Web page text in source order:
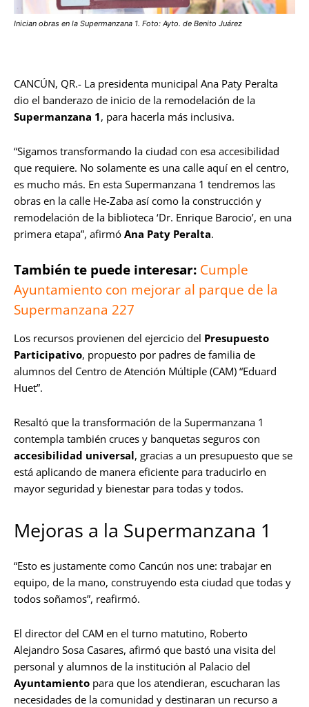
Inician obras en la Supermanzana 1. Foto: Ayto. de Benito Juárez
CANCÚN, QR.- La presidenta municipal Ana Paty Peralta
dio el banderazo de inicio de la remodelación de la
Supermanzana 1, para hacerla más inclusiva.
“Sigamos transformando la ciudad con esa accesibilidad
que requiere. No solamente es una calle aquí en el centro,
es mucho más. En esta Supermanzana 1 tendremos las
obras en la calle He-Zaba así como la construcción y
remodelación de la biblioteca ‘Dr. Enrique Barocio’, en una
primera etapa”, afirmó Ana Paty Peralta.
También te puede interesar: Cumple
Ayuntamiento con mejorar al parque de la
Supermanzana 227
Los recursos provienen del ejercicio del Presupuesto
Participativo, propuesto por padres de familia de
alumnos del Centro de Atención Múltiple (CAM) “Eduard
Huet”.
Resaltó que la transformación de la Supermanzana 1
contempla también cruces y banquetas seguros con
accesibilidad universal, gracias a un presupuesto que se
está aplicando de manera eficiente para traducirlo en
mayor seguridad y bienestar para todas y todos.
Mejoras a la Supermanzana 1
“Esto es justamente como Cancún nos une: trabajar en
equipo, de la mano, construyendo esta ciudad que todas y
todos soñamos”, reafirmó.
El director del CAM en el turno matutino, Roberto
Alejandro Sosa Casares, afirmó que bastó una visita del
personal y alumnos de la institución al Palacio del
Ayuntamiento para que los atendieran, escucharan las
necesidades de la comunidad y destinaran un recurso a